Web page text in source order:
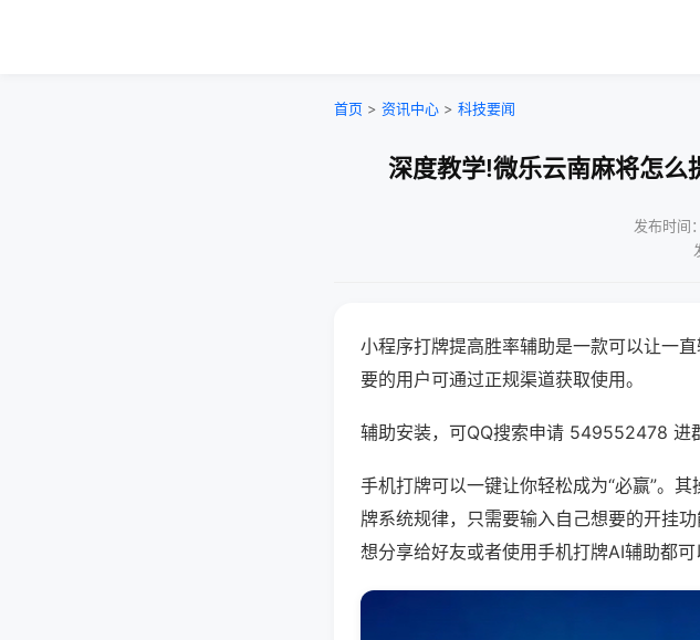
首页 > 资讯中心 > 科技要闻
深度教学!微乐云南麻将怎么
发布时间
小程序打牌提高胜率辅助是一款可以让一
要的用户可通过正规渠道获取使用。
辅助安装，可QQ搜索申请 549552478 进
手机打牌可以一键让你轻松成为“必赢”。
牌系统规律，只需要输入自己想要的开挂
想分享给好友或者使用手机打牌AI辅助都可